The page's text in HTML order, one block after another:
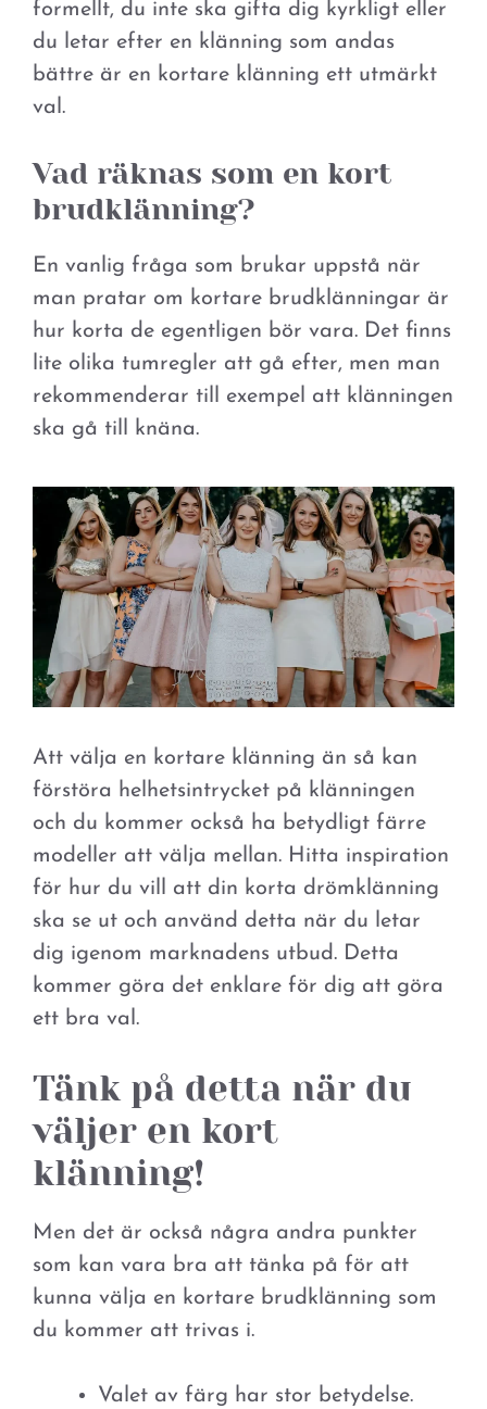
formellt, du inte ska gifta dig kyrkligt eller
du letar efter en klänning som andas
bättre är en kortare klänning ett utmärkt
val.
Vad räknas som en kort
brudklänning?
En vanlig fråga som brukar uppstå när
man pratar om kortare brudklänningar är
hur korta de egentligen bör vara. Det finns
lite olika tumregler att gå efter, men man
rekommenderar till exempel att klänningen
ska gå till knäna.
Att välja en kortare klänning än så kan
förstöra helhetsintrycket på klänningen
och du kommer också ha betydligt färre
modeller att välja mellan. Hitta inspiration
för hur du vill att din korta drömklänning
ska se ut och använd detta när du letar
dig igenom marknadens utbud. Detta
kommer göra det enklare för dig att göra
ett bra val.
Tänk på detta när du
väljer en kort
klänning!
Men det är också några andra punkter
som kan vara bra att tänka på för att
kunna välja en kortare brudklänning som
du kommer att trivas i.
Valet av färg har stor betydelse.